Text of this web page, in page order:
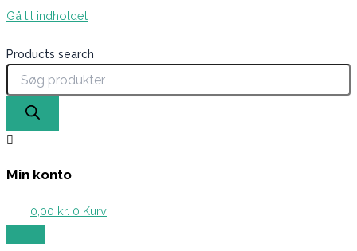
Gå til indholdet
Products search
Min konto
0,00 kr. 0 Kurv